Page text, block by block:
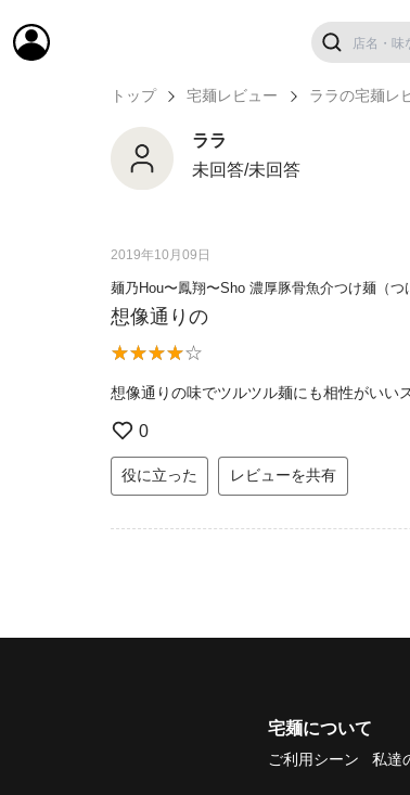
トップ 宅麺レビュー ララの宅麺レ
ララ
未回答/未回答
2019年10月09日
麺乃Hou〜鳳翔〜Sho 濃厚豚骨魚介つけ麺（つ
想像通りの
想像通りの味でツルツル麺にも相性がいい
0
役に立った レビューを共有
宅麺について
ご利用シーン 私達